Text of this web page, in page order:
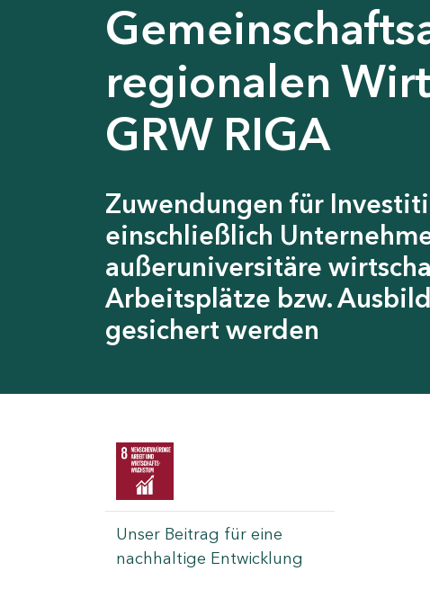
regionalen
GRW RIGA
Zuwendungen für
einschließlich
außeruniversitäre
Arbeitsplätze bzw.
gesichert werden
Unser Beitrag für eine
nachhaltige Entwicklung